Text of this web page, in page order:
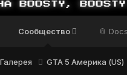
BOOSTY.TO/
Сообщество 📎 Docs
Галерея GTA 5 Америка (US)